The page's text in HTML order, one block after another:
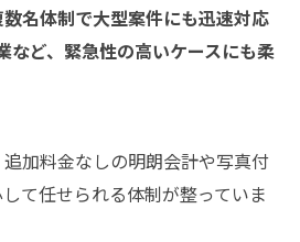
名体制で大型案件にも迅速対応
など、緊急性の高いケースにも柔
加料金なしの明朗会計や写真付
て任せられる体制が整っていま